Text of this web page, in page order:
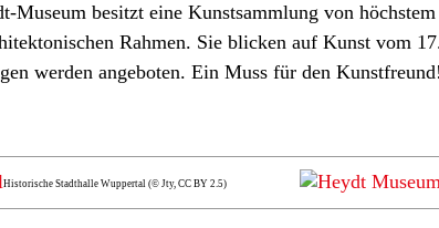
Museum besitzt eine Kunstsammlung von
Rahmen. Sie blicken auf Kunst vom
werden angeboten. Ein Muss für den Kunstfreund!
Historische Stadthalle Wuppertal (© Jty, CC BY 2.5)